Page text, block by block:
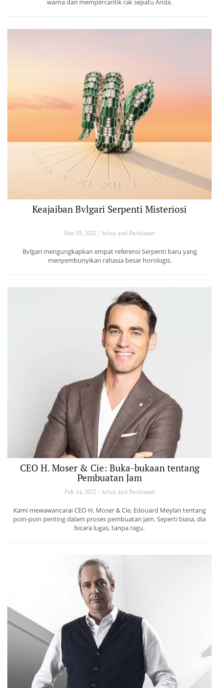
warna dan mempercantik rak sepatu Anda.
Keajaiban Bvlgari Serpenti Misteriosi
Mar 03, 2022 / Arloji and Perhiasan
Bvlgari mengungkapkan empat referensi Serpenti baru yang
menyembunyikan rahasia besar horologis.
CEO H. Moser & Cie: Buka-bukaan tentang
Pembuatan Jam
Feb 14, 2022 / Arloji and Perhiasan
Kami mewawancarai CEO H. Moser & Cie, Edouard Meylan tentang
poin-poin penting dalam proses pembuatan jam. Seperti biasa, dia
bicara lugas, tanpa ragu.